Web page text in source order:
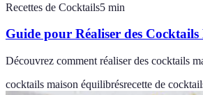
Recettes de Cocktails5 min
Guide pour Réaliser des
Découvrez comment réaliser des cocktails
cocktails maison équilibrésrecette de